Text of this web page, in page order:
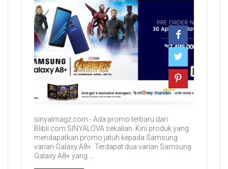
sinyalmagz.com - Ada promo terbaru dari
Blibli.com SINYALOVA sekalian. Kini produk yang
mendapatkan promo jatuh kepada Samsung
varian Galaxy A8+. Terdapat dua varian Samsung
Galaxy A8+ yang ...